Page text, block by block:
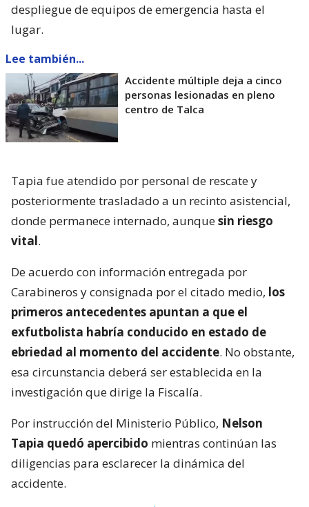
despliegue de equipos de emergencia hasta el
lugar.
Lee también...
Accidente múltiple deja a cinco
personas lesionadas en pleno
centro de Talca
Tapia fue atendido por personal de rescate y
posteriormente trasladado a un recinto asistencial,
donde permanece internado, aunquesin riesgo
vital.
De acuerdo con información entregada por
Carabineros y consignada por el citado medio, los
primeros antecedentes apuntan a que el
exfutbolista habría conducido en estado de
ebriedad al momento del accidente. No obstante,
esa circunstancia deberá ser establecida en la
investigación que dirige la Fiscalía.
Por instrucción del Ministerio Público, Nelson
Tapia quedó apercibido mientras continúan las
diligencias para esclarecer la dinámica del
accidente.